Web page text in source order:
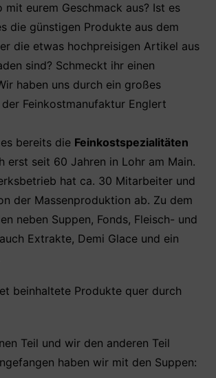
at
s
A
p
p
er
e
st
le
n
mit eurem Geschmack aus? Ist es
die günstigen Produkte aus dem
die etwas hochpreisigen Artikel aus
sind? Schmeckt ihr einen
haben uns durch ein großes
Feinkostmanufaktur Englert
bereits die Feinkostspezialitäten
erst seit 60 Jahren in Lohr am Main.
hat ca. 30 Mitarbeiter und
der Massenproduktion ab. Zu dem
neben Suppen, Fonds, Fleisch- und
Extrakte, Demi Glace und ein
beinhaltete Produkte quer durch
Teil und wir den anderen Teil
haben wir mit den Suppen: